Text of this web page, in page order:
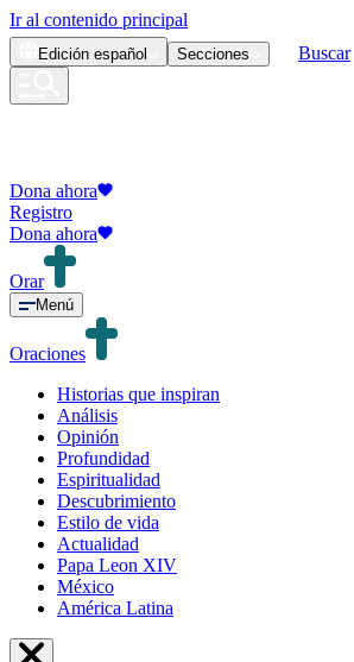
Ir al contenido principal
Edición español Secciones Buscar
Dona ahora
Registro
Dona ahora
Orar
Menú
Oraciones
Historias que inspiran
Análisis
Opinión
Profundidad
Espiritualidad
Descubrimiento
Estilo de vida
Actualidad
Papa Leon XIV
México
América Latina